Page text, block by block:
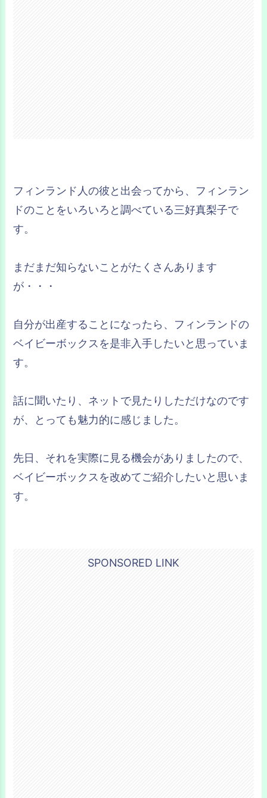
フィンランド人の彼と出会ってから、フィンラン
ドのことをいろいろと調べている三好真梨子で
す。
まだまだ知らないことがたくさんあります
が・・・
自分が出産することになったら、フィンランドの
ベイビーボックスを是非入手したいと思っていま
す。
話に聞いたり、ネットで見たりしただけなのです
が、とっても魅力的に感じました。
先日、それを実際に見る機会がありましたので、
ベイビーボックスを改めてご紹介したいと思いま
す。
SPONSORED LINK